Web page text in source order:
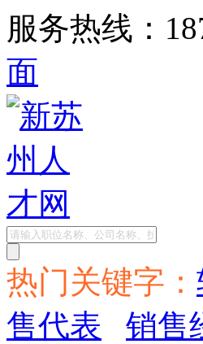
服务热线：
面
热门关键字：
售代表
销售